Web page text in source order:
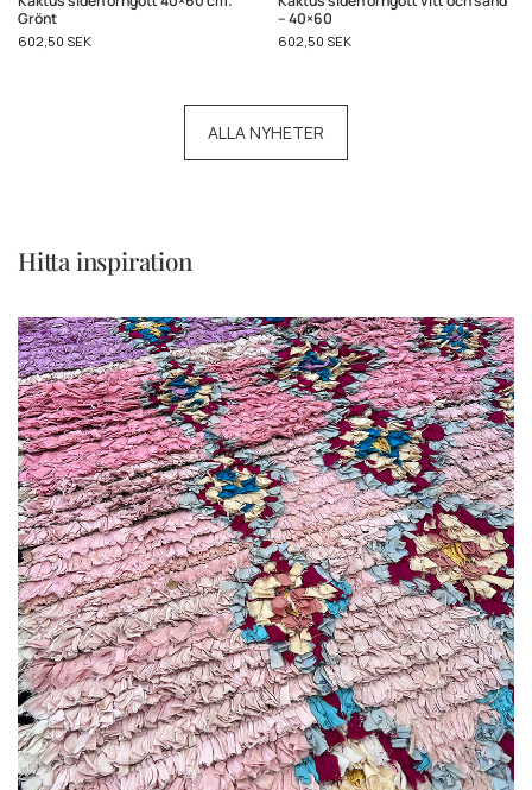
Grönt
602,50 SEK
– 40×60
602,50 SEK
ALLA NYHETER
Hitta inspiration